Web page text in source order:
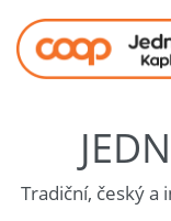
Tradiční, český